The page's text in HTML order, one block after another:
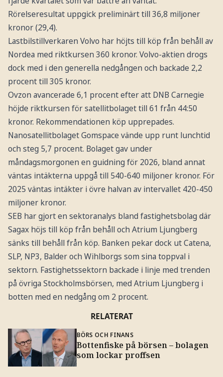
Rörelseresultat uppgick preliminärt till 36,8 miljoner
kronor (29,4).
Lastbilstillverkaren Volvo har höjts till köp från behåll av
Nordea med riktkursen 360 kronor. Volvo-aktien drogs
dock med i den generella nedgången och backade 2,2
procent till 305 kronor.
Ovzon avancerade 6,1 procent efter att DNB Carnegie
höjde riktkursen för satellitbolaget till 61 från 44:50
kronor. Rekommendationen köp upprepades.
Nanosatellitbolaget Gomspace vände upp runt lunchtid
och steg 5,7 procent. Bolaget gav under
måndagsmorgonen en guidning för 2026, bland annat
väntas intäkterna uppgå till 540-640 miljoner kronor. För
2025 väntas intäkter i övre halvan av intervallet 420-450
miljoner kronor.
SEB har gjort en sektoranalys bland fastighetsbolag där
Sagax höjs till köp från behåll och Atrium Ljungberg
sänks till behåll från köp. Banken pekar dock ut Catena,
SLP, NP3, Balder och Wihlborgs som sina toppval i
sektorn. Fastighetssektorn backade i linje med trenden
på övriga Stockholmsbörsen, med Atrium Ljungberg i
botten med en nedgång om 2 procent.
RELATERAT
BÖRS OCH FINANS
Bottenfiske på börsen – bolagen
som lockar proffsen